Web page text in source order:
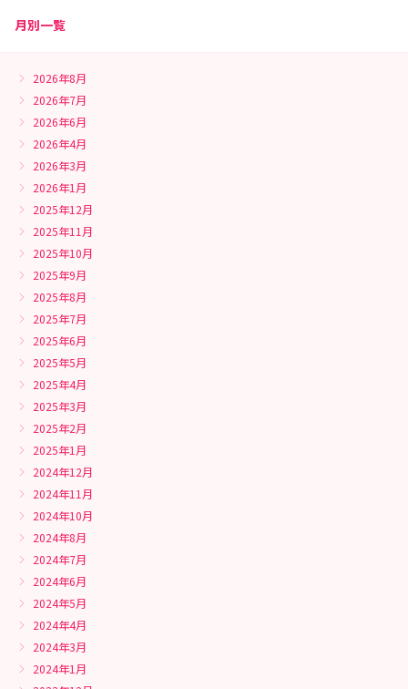
月別一覧
2026年8月
2026年7月
2026年6月
2026年4月
2026年3月
2026年1月
2025年12月
2025年11月
2025年10月
2025年9月
2025年8月
2025年7月
2025年6月
2025年5月
2025年4月
2025年3月
2025年2月
2025年1月
2024年12月
2024年11月
2024年10月
2024年8月
2024年7月
2024年6月
2024年5月
2024年4月
2024年3月
2024年1月